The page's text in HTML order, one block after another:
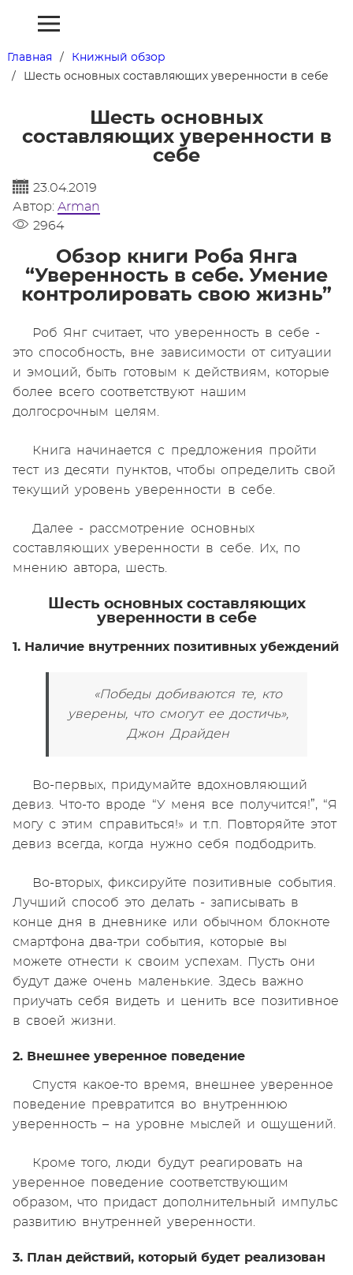
Главная
Книжный обзор
Шесть основных составляющих уверенности в себе
Шесть основных
составляющих уверенности в
себе
23.04.2019
Автор: Arman
2964
Обзор книги Роба Янга
“Уверенность в себе. Умение
контролировать свою жизнь”
Роб Янг считает, что уверенность в себе -
это способность, вне зависимости от ситуации
и эмоций, быть готовым к действиям, которые
более всего соответствуют нашим
долгосрочным целям.
Книга начинается с предложения пройти
тест из десяти пунктов, чтобы определить свой
текущий уровень уверенности в себе.
Далее - рассмотрение основных
составляющих уверенности в себе. Их, по
мнению автора, шесть.
Шесть основных составляющих
уверенности в себе
1. Наличие внутренних позитивных убеждений
«Победы добиваются те, кто
уверены, что смогут ее достичь»,
Джон Драйден
Во-первых, придумайте вдохновляющий
девиз. Что-то вроде “У меня все получится!”, “Я
могу с этим справиться!» и т.п. Повторяйте этот
девиз всегда, когда нужно себя подбодрить.
Во-вторых, фиксируйте позитивные события.
Лучший способ это делать - записывать в
конце дня в дневнике или обычном блокноте
смартфона два-три события, которые вы
можете отнести к своим успехам. Пусть они
будут даже очень маленькие. Здесь важно
приучать себя видеть и ценить все позитивное
в своей жизни.
2. Внешнее уверенное поведение
Спустя какое-то время, внешнее уверенное
поведение превратится во внутреннюю
уверенность – на уровне мыслей и ощущений.
Кроме того, люди будут реагировать на
уверенное поведение соответствующим
образом, что придаст дополнительный импульс
развитию внутренней уверенности.
3. План действий, который будет реализован